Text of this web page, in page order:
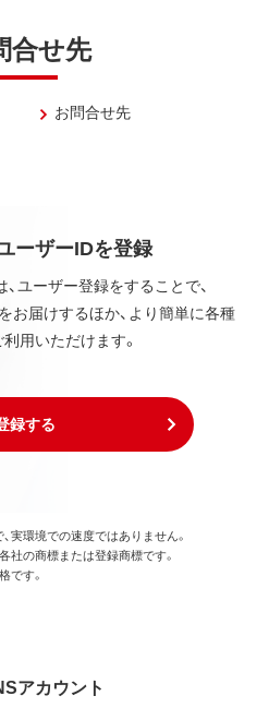
合せ先
お問合せ先
ーザーIDを登録
ユーザー登録をすることで、
お届けするほか、より簡単に各種
用いただけます。
録する
実環境での速度ではありません。
社の商標または登録商標です。
です。
アカウント